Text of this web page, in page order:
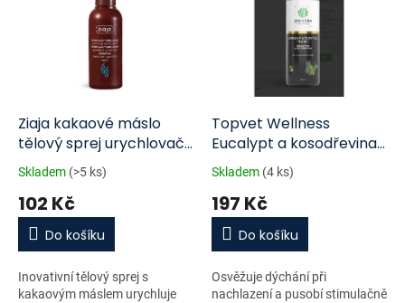
dZiaja kakaové máslo
tělový sprej urychlovač
opálení 100ml
Skladem (>5 ks)
102 Kč
Do košíku
Inovativní tělový sprej s
kakaovým máslem urychluje
Topvet Wellness
Eucalypt a kosodřevina
koupelový a msážní olej
200 ml
Skladem (4 ks)
197 Kč
Do košíku
Osvěžuje dýchání při
nachlazení a pusobí stimulačně